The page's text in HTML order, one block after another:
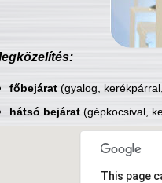
főbejárat(gyalog,
hátsó bejárat(gépkocsival,
This page